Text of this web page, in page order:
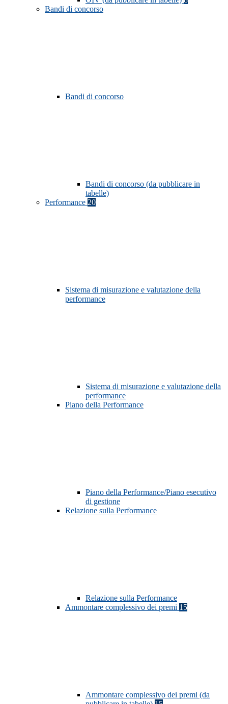
Bandi di concorso
Bandi di concorso
Bandi di concorso (da pubblicare in
tabelle)
Performance 20
Sistema di misurazione e valutazione della
performance
Sistema di misurazione e valutazione della
performance
Piano della Performance
Piano della Performance/Piano esecutivo
di gestione
Relazione sulla Performance
Relazione sulla Performance
Ammontare complessivo dei premi 15
Ammontare complessivo dei premi (da